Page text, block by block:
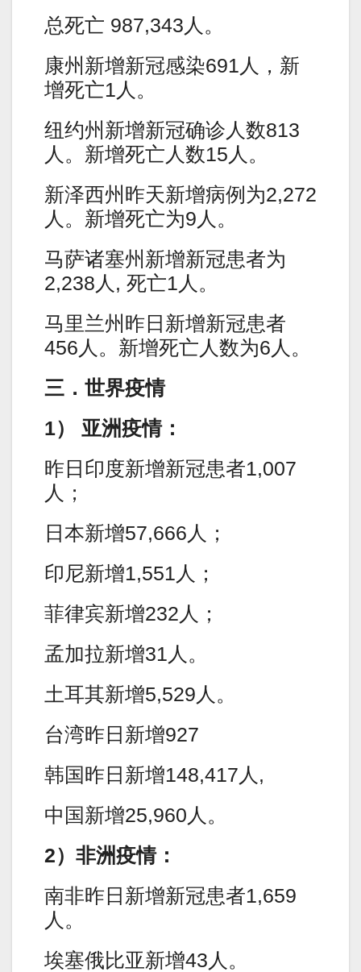
总死亡 987,343人。
康州新增新冠感染691人，新
增死亡1人。
纽约州新增新冠确诊人数813
人。新增死亡人数15人。
新泽西州昨天新增病例为2,272
人。新增死亡为9人。
马萨诸塞州新增新冠患者为
2,238人, 死亡1人。
马里兰州昨日新增新冠患者
456人。新增死亡人数为6人。
三．世界疫情
1） 亚洲疫情：
昨日印度新增新冠患者1,007
人；
日本新增57,666人；
印尼新增1,551人；
菲律宾新增232人；
孟加拉新增31人。
土耳其新增5,529人。
台湾昨日新增927
韩国昨日新增148,417人,
中国新增25,960人。
2）非洲疫情：
南非昨日新增新冠患者1,659
人。
埃塞俄比亚新增43人。